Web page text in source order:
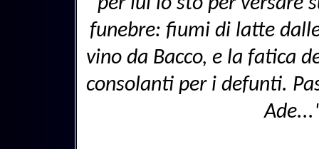
funebre: fiumi di latte
vino da Bacco, e la fatica
consolanti per i defunti.